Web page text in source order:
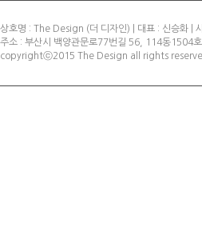
상호명 : The Design (더 디자인) | 대표 : 신승화 |
주소 : 부산시 백양관문로77번길 56, 114동1504
copyrightⓒ2015 The Design all rights